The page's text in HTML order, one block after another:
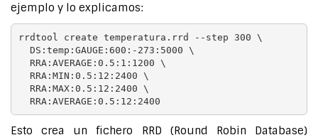
ejemplo y lo explicamos:
rrdtool create temperatura.rrd --step 300 \
  DS:temp:GAUGE:600:-273:5000 \
  RRA:AVERAGE:0.5:1:1200 \
  RRA:MIN:0.5:12:2400 \
  RRA:MAX:0.5:12:2400 \
Esto crea un fichero RRD (Round Robin Database)